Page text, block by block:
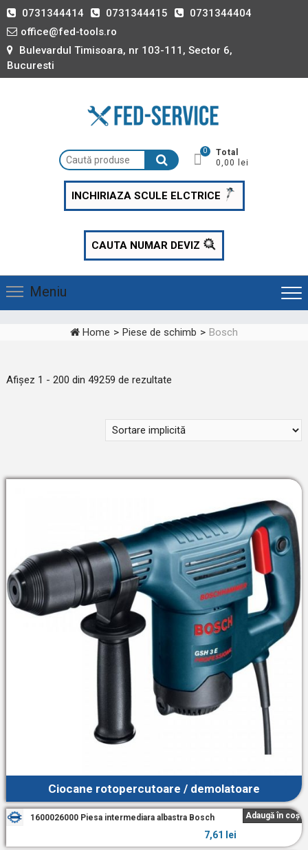
Skip 0731344414 0731344415
0731344404
office@fed-tools.ro
Bulevardul Timisoara, nr 103-111, Sector 6,
Bucuresti
Caută
după:
0
Total
0,00 lei
INCHIRIAZA SCULE ELCTRICE
CAUTA NUMAR DEVIZ
Meniu
Home > Piese de schimb > Bosch
Afișez 1 - 200 din 49259 de rezultate
Ciocane rotopercutoare / demolatoare
1600026000 Piesa intermediara albastra Bosch
7,61 lei
Adaugă în coș